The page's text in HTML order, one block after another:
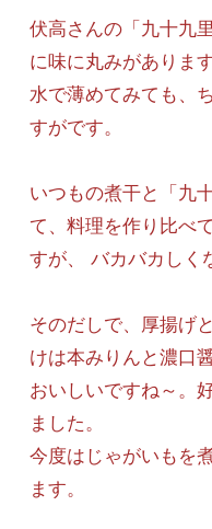
伏高さんの「九十九
に味に丸みがあります
水で薄めてみても、
すがです。
いつもの煮干と「九
て、料理を作り比べ
すが、 バカバカしく
そのだしで、厚揚げ
けは本みりんと濃口醤
おいしいですね～。
ました。
今度はじゃがいもを
ます。